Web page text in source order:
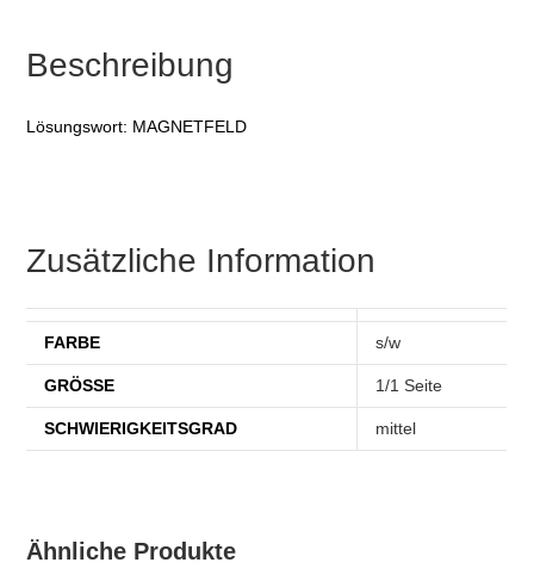
Beschreibung
Lösungswort: MAGNETFELD
Zusätzliche Information
FARBE s/w
GRÖSSE 1/1 Seite
SCHWIERIGKEITSGRAD mittel
Ähnliche Produkte